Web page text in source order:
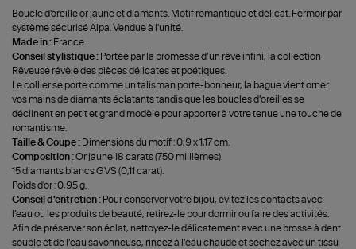
Boucle d'oreille or jaune et diamants. Motif romantique et délicat. Fermoir par
système sécurisé Alpa. Vendue à l'unité.
Made in : France.
Conseil stylistique : Portée par la promesse d’un rêve infini, la collection
Rêveuse révèle des pièces délicates et poétiques.
Le collier se porte comme un talisman porte-bonheur, la bague vient orner
vos mains de diamants éclatants tandis que les boucles d’oreilles se
déclinent en petit et grand modèle pour apporter à votre tenue une touche de
romantisme.
Taille & Coupe : Dimensions du motif : 0,9 x 1,17 cm.
Composition :Or jaune 18 carats (750 millièmes).
15 diamants blancs GVS (0,11 carat).
Poids d'or : 0,95 g.
Conseil d'entretien : Pour conserver votre bijou, évitez les contacts avec
l’eau ou les produits de beauté, retirez-le pour dormir ou faire des activités.
Afin de préserver son éclat, nettoyez-le délicatement avec une brosse à dent
souple et de l’eau savonneuse, rincez à l’eau chaude et séchez avec un tissu